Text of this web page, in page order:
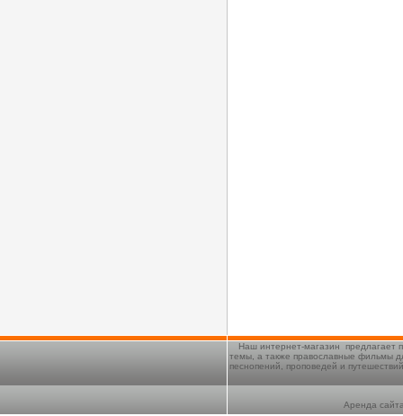
Наш интернет-магазин предлагает
темы, а также православные фильмы
песнопений, проповедей и
Аренда